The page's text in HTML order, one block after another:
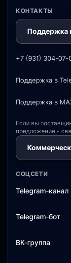
КОНТАКТЫ
Поддержка
+7 (931) 304-07-
Поддержка в
Поддержка в
Если вы
предложение -
СОЦСЕТИ
Telegram-канал
Telegram-бот
ВК-группа